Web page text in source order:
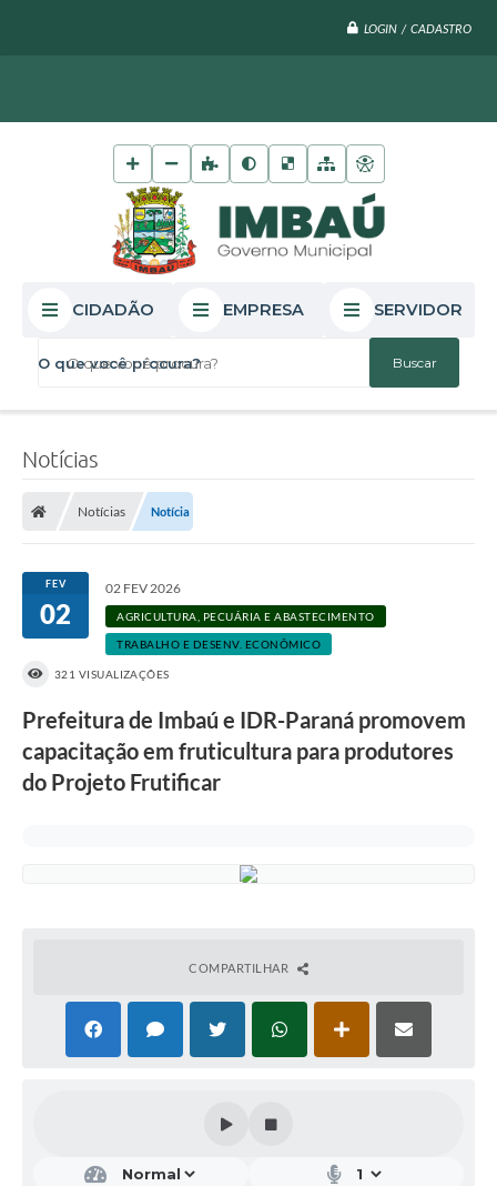
LOGIN / CADASTRO
O que você procura?
CIDADÃO EMPRESA SERVIDOR
Notícias
Notícias Notícia
FEV
02
02 FEV 2026
AGRICULTURA, PECUÁRIA E ABASTECIMENTO
TRABALHO E DESENV. ECONÔMICO
321 VISUALIZAÇÕES
Prefeitura de Imbaú e IDR-Paraná promovem
capacitação em fruticultura para produtores
do Projeto Frutificar
COMPARTILHAR